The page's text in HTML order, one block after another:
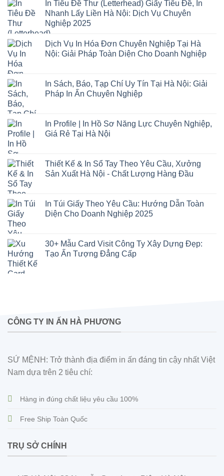
In Tiêu Đề Thư (Letterhead) Giấy Tiêu Đề, In
Nhanh Lấy Liền Hà Nội: Dịch Vụ Chuyên
Nghiệp 2025
Dịch Vụ In Hóa Đơn Chuyên Nghiệp Tại Hà
Nội: Giải Pháp Toàn Diện Cho Doanh Nghiệp
In Sách, Báo, Tạp Chí Uy Tín Tại Hà Nội: Giải
Pháp In Ấn Chuyên Nghiệp
In Profile | In Hồ Sơ Năng Lực Chuyên Nghiệp,
Giá Rẻ Tại Hà Nội
Thiết Kế & In Sổ Tay Theo Yêu Cầu, Xưởng
Sản Xuất Hà Nội - Chất Lượng Hàng Đầu
In Túi Giấy Theo Yêu Cầu: Hướng Dẫn Toàn
Diện Cho Doanh Nghiệp 2025
30+ Mẫu Card Visit Công Ty Xây Dựng Đẹp:
Tạo Ấn Tượng Đẳng Cấp
CÔNG TY IN ẤN HÀ PHƯƠNG
SỨ MỆNH: Trở thành địa điểm in ấn đáng tin cậy nhất Việt
Nam dựa trên 2 tiêu chí:
Hàng in đúng chất liệu yêu cầu 100%
Free Ship Toàn Quốc
TRỤ SỞ CHÍNH